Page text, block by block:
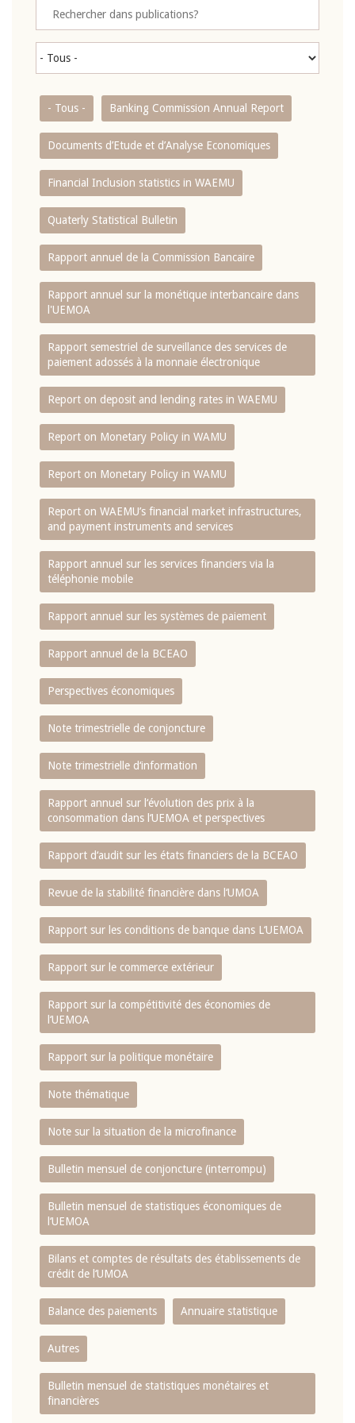
- Tous - Banking Commission Annual Report
Documents d’Etude et d’Analyse Economiques
Financial Inclusion statistics in WAEMU
Quaterly Statistical Bulletin
Rapport annuel de la Commission Bancaire
Rapport annuel sur la monétique interbancaire dans
l'UEMOA
Rapport semestriel de surveillance des services de
paiement adossés à la monnaie électronique
Report on deposit and lending rates in WAEMU
Report on Monetary Policy in WAMU
Report on Monetary Policy in WAMU
Report on WAEMU’s financial market infrastructures,
and payment instruments and services
Rapport annuel sur les services financiers via la
téléphonie mobile
Rapport annuel sur les systèmes de paiement
Rapport annuel de la BCEAO
Perspectives économiques
Note trimestrielle de conjoncture
Note trimestrielle d‘information
Rapport annuel sur l‘évolution des prix à la
consommation dans l‘UEMOA et perspectives
Rapport d‘audit sur les états financiers de la BCEAO
Revue de la stabilité financière dans l‘UMOA
Rapport sur les conditions de banque dans L‘UEMOA
Rapport sur le commerce extérieur
Rapport sur la compétitivité des économies de
l‘UEMOA
Rapport sur la politique monétaire
Note thématique
Note sur la situation de la microfinance
Bulletin mensuel de conjoncture (interrompu)
Bulletin mensuel de statistiques économiques de
l‘UEMOA
Bilans et comptes de résultats des établissements de
crédit de l‘UMOA
Balance des paiements Annuaire statistique
Autres
Bulletin mensuel de statistiques monétaires et
financières